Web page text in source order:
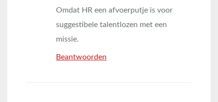
Omdat HR een afvoerputje is voor
suggestibele talentlozen met een
missie.
Beantwoorden